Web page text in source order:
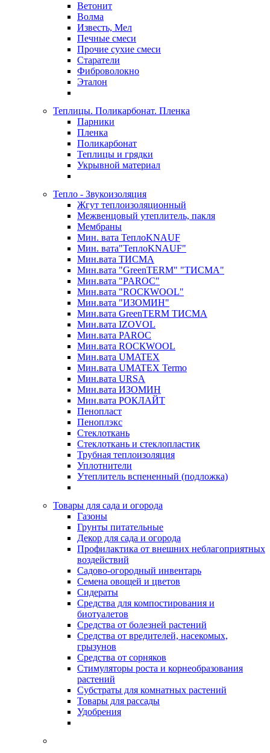
Ветонит
Волма
Известь, Мел
Печные смеси
Прочие сухие смеси
Старатели
Фиброволокно
Эталон
Теплицы. Поликарбонат. Пленка
Парники
Пленка
Поликарбонат
Теплицы и грядки
Укрывной материал
Тепло - Звукоизоляция
Жгут теплоизоляционный
Межвенцовый утеплитель, пакля
Мембраны
Мин. вата ТеплоKNAUF
Мин. вата"ТеплоKNAUF"
Мин.вата ТИСМА
Мин.вата "GreenTERM" "ТИСМА"
Мин.вата "PAROC"
Мин.вата "ROCКWOOL"
Мин.вата "ИЗОМИН"
Мин.вата GreenTERM ТИСМА
Мин.вата IZOVOL
Мин.вата PAROC
Мин.вата ROCКWOOL
Мин.вата UMATEX
Мин.вата UMATEX Termo
Мин.вата URSA
Мин.вата ИЗОМИН
Мин.вата РОКЛАЙТ
Пенопласт
Пеноплэкс
Стеклоткань
Стеклоткань и стеклопластик
Трубная теплоизоляция
Уплотнители
Утеплитель вспененный (подложка)
Товары для сада и огорода
Газоны
Грунты питательные
Декор для сада и огорода
Профилактика от внешних неблагоприятных
воздействий
Садово-огородный инвентарь
Семена овощей и цветов
Сидераты
Средства для компостирования и
биотуалетов
Средства от болезней растений
Средства от вредителей, насекомых,
грызунов
Средства от сорняков
Стимуляторы роста и корнеобразования
растений
Субстраты для комнатных растений
Товары для рассады
Удобрения